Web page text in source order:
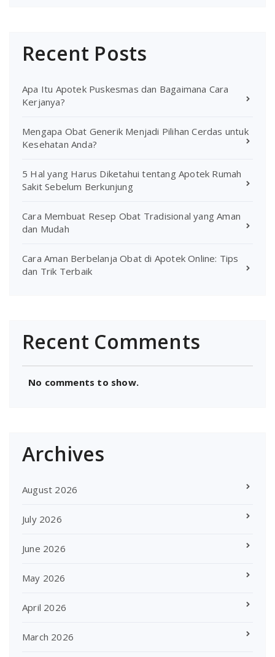
Recent Posts
Apa Itu Apotek Puskesmas dan Bagaimana Cara
Kerjanya?
Mengapa Obat Generik Menjadi Pilihan Cerdas untuk
Kesehatan Anda?
5 Hal yang Harus Diketahui tentang Apotek Rumah
Sakit Sebelum Berkunjung
Cara Membuat Resep Obat Tradisional yang Aman
dan Mudah
Cara Aman Berbelanja Obat di Apotek Online: Tips
dan Trik Terbaik
Recent Comments
No comments to show.
Archives
August 2026
July 2026
June 2026
May 2026
April 2026
March 2026